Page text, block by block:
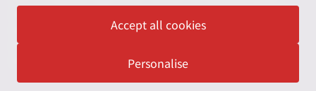
and its member firms are not agents of, and do not obligate,
one another and are not liable for one another’s acts or
Accept all cookies
Personalise